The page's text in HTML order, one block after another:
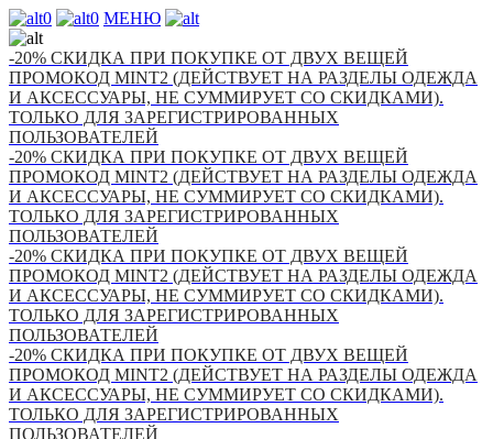
0 0 МЕНЮ
-20% СКИДКА ПРИ ПОКУПКЕ ОТ ДВУХ ВЕЩЕЙ
ПРОМОКОД MINT2 (ДЕЙСТВУЕТ НА РАЗДЕЛЫ ОДЕЖДА
И АКСЕССУАРЫ, НЕ СУММИРУЕТ СО СКИДКАМИ).
ТОЛЬКО ДЛЯ ЗАРЕГИСТРИРОВАННЫХ
ПОЛЬЗОВАТЕЛЕЙ
-20% СКИДКА ПРИ ПОКУПКЕ ОТ ДВУХ ВЕЩЕЙ
ПРОМОКОД MINT2 (ДЕЙСТВУЕТ НА РАЗДЕЛЫ ОДЕЖДА
И АКСЕССУАРЫ, НЕ СУММИРУЕТ СО СКИДКАМИ).
ТОЛЬКО ДЛЯ ЗАРЕГИСТРИРОВАННЫХ
ПОЛЬЗОВАТЕЛЕЙ
-20% СКИДКА ПРИ ПОКУПКЕ ОТ ДВУХ ВЕЩЕЙ
ПРОМОКОД MINT2 (ДЕЙСТВУЕТ НА РАЗДЕЛЫ ОДЕЖДА
И АКСЕССУАРЫ, НЕ СУММИРУЕТ СО СКИДКАМИ).
ТОЛЬКО ДЛЯ ЗАРЕГИСТРИРОВАННЫХ
ПОЛЬЗОВАТЕЛЕЙ
-20% СКИДКА ПРИ ПОКУПКЕ ОТ ДВУХ ВЕЩЕЙ
ПРОМОКОД MINT2 (ДЕЙСТВУЕТ НА РАЗДЕЛЫ ОДЕЖДА
И АКСЕССУАРЫ, НЕ СУММИРУЕТ СО СКИДКАМИ).
ТОЛЬКО ДЛЯ ЗАРЕГИСТРИРОВАННЫХ
ПОЛЬЗОВАТЕЛЕЙ